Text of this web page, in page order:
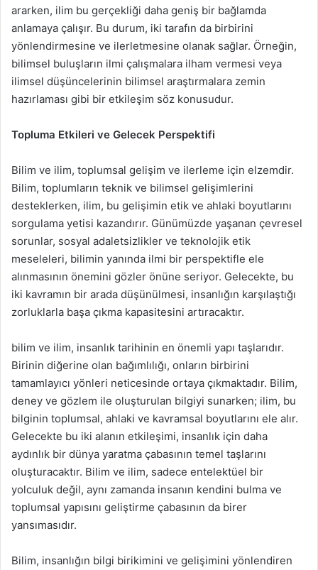
ararken, ilim bu gerçekliği daha geniş bir bağlamda
anlamaya çalışır. Bu durum, iki tarafın da birbirini
yönlendirmesine ve ilerletmesine olanak sağlar. Örneğin,
bilimsel buluşların ilmi çalışmalara ilham vermesi veya
ilimsel düşüncelerinin bilimsel araştırmalara zemin
hazırlaması gibi bir etkileşim söz konusudur.
Topluma Etkileri ve Gelecek Perspektifi
Bilim ve ilim, toplumsal gelişim ve ilerleme için elzemdir.
Bilim, toplumların teknik ve bilimsel gelişimlerini
desteklerken, ilim, bu gelişimin etik ve ahlaki boyutlarını
sorgulama yetisi kazandırır. Günümüzde yaşanan çevresel
sorunlar, sosyal adaletsizlikler ve teknolojik etik
meseleleri, bilimin yanında ilmi bir perspektifle ele
alınmasının önemini gözler önüne seriyor. Gelecekte, bu
iki kavramın bir arada düşünülmesi, insanlığın karşılaştığı
zorluklarla başa çıkma kapasitesini artıracaktır.
bilim ve ilim, insanlık tarihinin en önemli yapı taşlarıdır.
Birinin diğerine olan bağımlılığı, onların birbirini
tamamlayıcı yönleri neticesinde ortaya çıkmaktadır. Bilim,
deney ve gözlem ile oluşturulan bilgiyi sunarken; ilim, bu
bilginin toplumsal, ahlaki ve kavramsal boyutlarını ele alır.
Gelecekte bu iki alanın etkileşimi, insanlık için daha
aydınlık bir dünya yaratma çabasının temel taşlarını
oluşturacaktır. Bilim ve ilim, sadece entelektüel bir
yolculuk değil, aynı zamanda insanın kendini bulma ve
toplumsal yapısını geliştirme çabasının da birer
yansımasıdır.
Bilim, insanlığın bilgi birikimini ve gelişimini yönlendiren